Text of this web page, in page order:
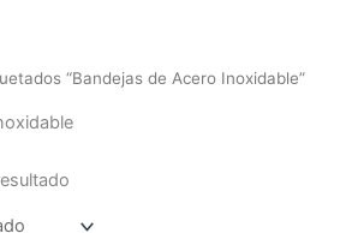
“Bandejas de Acero Inoxidable”